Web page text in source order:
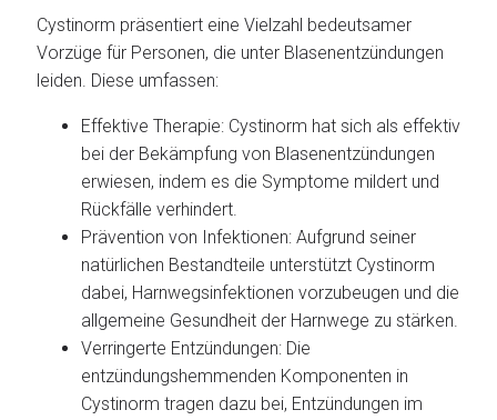
Cystinorm präsentiert eine Vielzahl bedeutsamer
Vorzüge für Personen, die unter Blasenentzündungen
leiden. Diese umfassen:
Effektive Therapie: Cystinorm hat sich als effektiv
bei der Bekämpfung von Blasenentzündungen
erwiesen, indem es die Symptome mildert und
Rückfälle verhindert.
Prävention von Infektionen: Aufgrund seiner
natürlichen Bestandteile unterstützt Cystinorm
dabei, Harnwegsinfektionen vorzubeugen und die
allgemeine Gesundheit der Harnwege zu stärken.
Verringerte Entzündungen: Die
entzündungshemmenden Komponenten in
Cystinorm tragen dazu bei, Entzündungen im